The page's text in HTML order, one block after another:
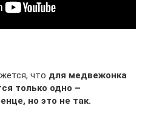
что для медвежонка
только одно –
но это не так.